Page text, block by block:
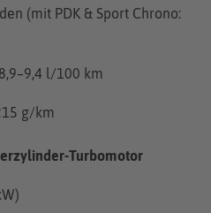
(mit PDK & Sport Chrono:
l/100 km
g/km
Turbomotor